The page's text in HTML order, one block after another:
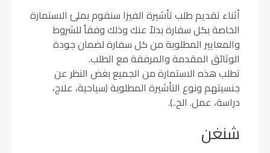
أثناء تقديم طلب تأشيرة الفيزا سنقوم بملئ الاستمارة
الخاصة بكل سفارة بدلاً عنك وذلك وفقاً للشروط
والمعايير المطلوبة من كل سفارة لضمان جودة
الوثائق المقدمة والمرفقة مع الطلب.
تطلب هذه الاستمارة من الجميع بغض النظر عن
جنسيتهم ونوع التأشيرة المطلوبة (سياحية، علاج،
دراسة، عمل. الخ..).
شنغن